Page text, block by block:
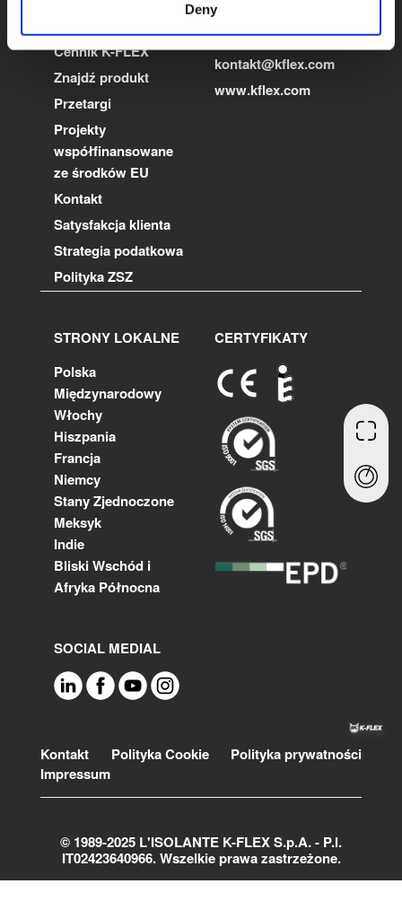
Deny
Cennik K-FLEX
Znajdź produkt
Przetargi
Projekty
współfinansowane
ze środków EU
Kontakt
Satysfakcja klienta
Strategia podatkowa
Polityka ZSZ
kontakt@kflex.com
www.kflex.com
STRONY LOKALNE
Polska
Międzynarodowy
Włochy
Hiszpania
Francja
Niemcy
Stany Zjednoczone
Meksyk
Indie
Bliski Wschód i
Afryka Północna
CERTYFIKATY
SOCIAL MEDIAL
Footer
Kontakt Polityka Cookie
Polityka prywatności
Impressum
© 1989-2025 L'ISOLANTE K-FLEX S.p.A. - P.l.
IT02423640966. Wszelkie prawa zastrzeżone.